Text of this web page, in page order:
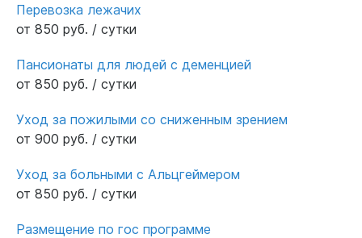
Перевозка лежачих
от 850 руб. / сутки
Пансионаты для людей с деменцией
от 850 руб. / сутки
Уход за пожилыми со сниженным зрением
от 900 руб. / сутки
Уход за больными с Альцгеймером
от 850 руб. / сутки
Размещение по гос программе